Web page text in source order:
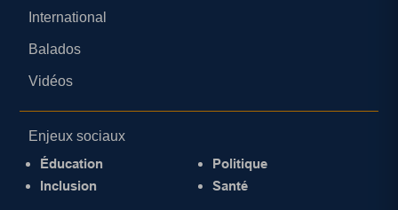
International
Balados
Vidéos
Enjeux sociaux
Éducation
Inclusion
Politique
Santé